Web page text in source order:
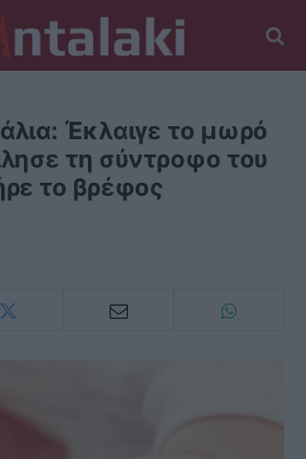
Έκλαιγε το μωρό
τη σύντροφο του
το βρέφος